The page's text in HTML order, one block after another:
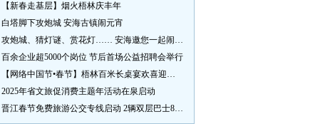
【新春走基层】烟火梧林庆丰年
白塔脚下攻炮城 安海古镇闹元宵
攻炮城、猜灯谜、赏花灯…… 安海邀您一起闹元宵
百余企业超5000个岗位 节后首场公益招聘会举行
【网络中国节•春节】梧林百米长桌宴欢喜迎新春
2025年省文旅促消费主题年活动在泉启动
晋江春节免费旅游公交专线启动 2辆双层巴士8辆铛铛车带你游